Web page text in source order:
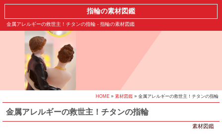
指輪の素材図鑑
金属アレルギーの救世主！チタンの指輪 - 指輪の素材図鑑
HOME » 素材図鑑 » 金属アレルギーの救世主！チタンの指輪
金属アレルギーの救世主！チタンの指輪
素材図鑑